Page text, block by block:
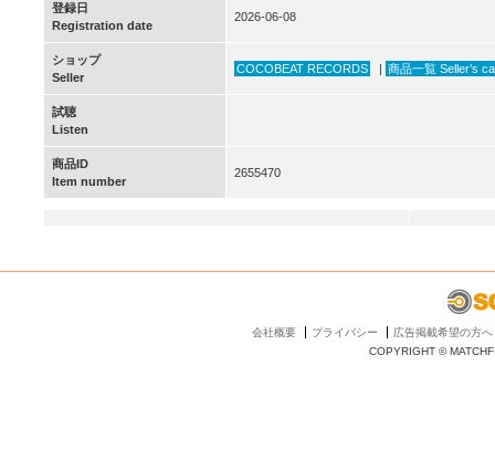
登録日
Registration date
2026-06-08
ショップ
Seller
COCOBEAT RECORDS | 商品一覧 Seller’s
試聴
Listen
商品ID
Item number
2655470
会社概要 プライバシー
広告掲載希望の方へ
COPYRIGHT ©